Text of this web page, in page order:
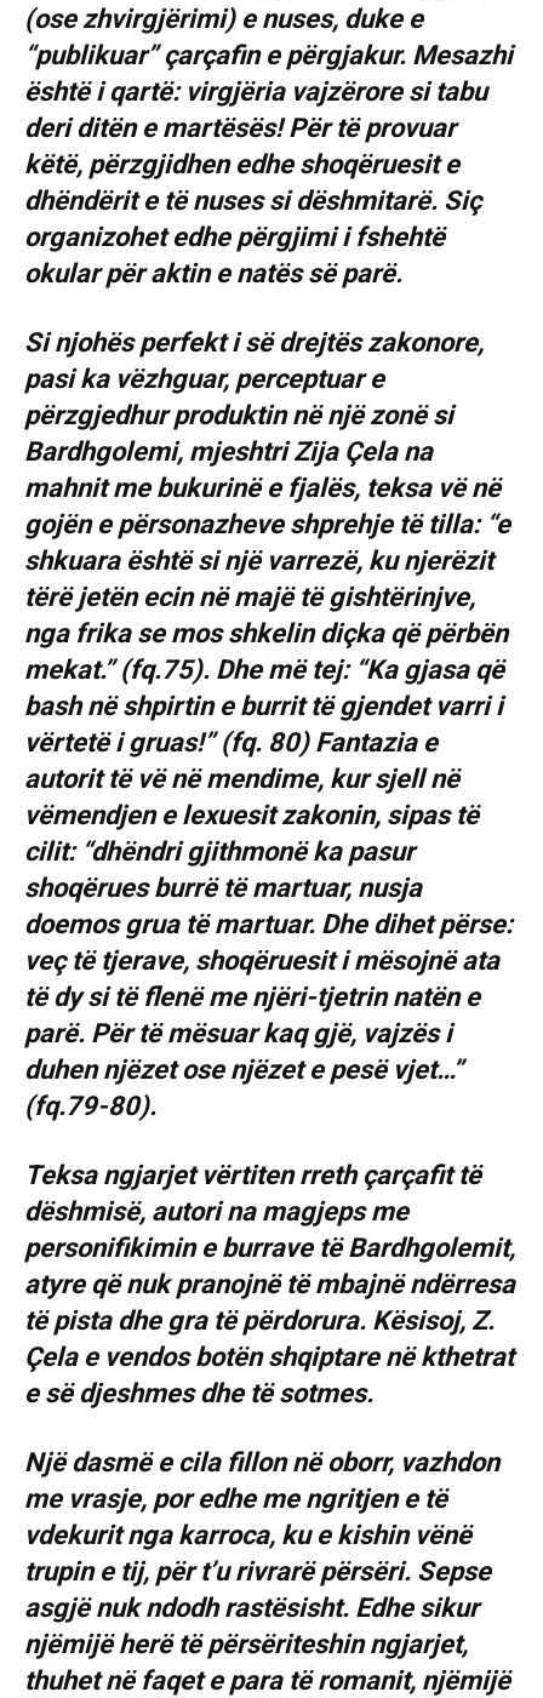
(ose zhvirgjërimi) e nuses, duke e
“publikuar” çarçafin e përgjakur. Mesazhi
është i qartë: virgjëria vajzërore si tabu
deri ditën e martësës! Për të provuar
këtë, përzgjidhen edhe shoqëruesit e
dhëndërit e të nuses si dëshmitarë. Siç
organizohet edhe përgjimi i fshehtë
okular për aktin e natës së parë.
Si njohës perfekt i së drejtës zakonore,
pasi ka vëzhguar, perceptuar e
përzgjedhur produktin në një zonë si
Bardhgolemi, mjeshtri Zija Çela na
mahnit me bukurinë e fjalës, teksa vë në
gojën e përsonazheve shprehje të tilla: “e
shkuara është si një varrezë, ku njerëzit
tërë jetën ecin në majë të gishtërinjve,
nga frika se mos shkelin diçka që përbën
mekat.” (fq.75). Dhe më tej: “Ka gjasa që
bash në shpirtin e burrit të gjendet varri i
vërtetë i gruas!” (fq. 80) Fantazia e
autorit të vë në mendime, kur sjell në
vëmendjen e lexuesit zakonin, sipas të
cilit: “dhëndri gjithmonë ka pasur
shoqërues burrë të martuar, nusja
doemos grua të martuar. Dhe dihet përse:
veç të tjerave, shoqëruesit i mësojnë ata
të dy si të flenë me njëri-tjetrin natën e
parë. Për të mësuar kaq gjë, vajzës i
duhen njëzet ose njëzet e pesë vjet…”
(fq.79-80).
Teksa ngjarjet vërtiten rreth çarçafit të
dëshmisë, autori na magjeps me
personifikimin e burrave të Bardhgolemit,
atyre që nuk pranojnë të mbajnë ndërresa
të pista dhe gra të përdorura. Kësisoj, Z.
Çela e vendos botën shqiptare në kthetrat
e së djeshmes dhe të sotmes.
Një dasmë e cila fillon në oborr, vazhdon
me vrasje, por edhe me ngritjen e të
vdekurit nga karroca, ku e kishin vënë
trupin e tij, për t’u rivrarë përsëri. Sepse
asgjë nuk ndodh rastësisht. Edhe sikur
njëmijë herë të përsëriteshin ngjarjet,
thuhet në faqet e para të romanit, njëmijë